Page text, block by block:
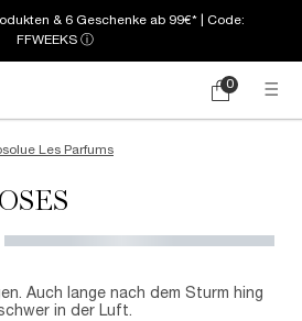
& 6 Geschenke ab 99€* | Code:
FFWEEKS ⓘ
Mein
0
0 produkt
Les Parfums
Auch lange nach dem Sturm hing
in der Luft.